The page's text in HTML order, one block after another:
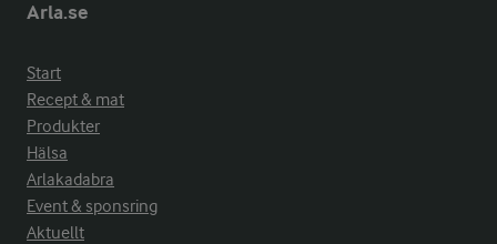
Arla.se
Start
Recept & mat
Produkter
Hälsa
Arlakadabra
Event & sponsring
Aktuellt